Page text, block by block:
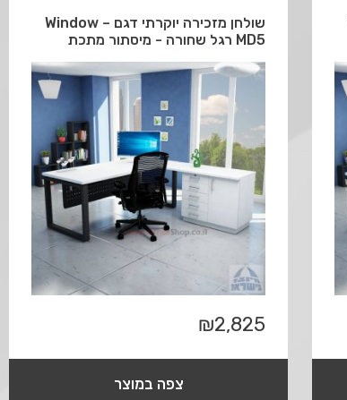
שולחן מזכירה יוקרתי דגם Window –
MD5 רגל שחורה - מיסתור מתכת
₪2,825
צפה במוצר